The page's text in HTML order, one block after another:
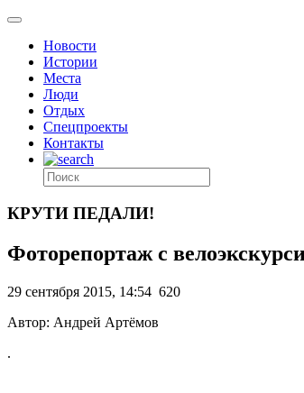
Новости
Истории
Места
Люди
Отдых
Спецпроекты
Контакты
КРУТИ ПЕДАЛИ!
Фоторепортаж с
29 сентября 2015, 14:54 620
Автор: Андрей Артёмов
.